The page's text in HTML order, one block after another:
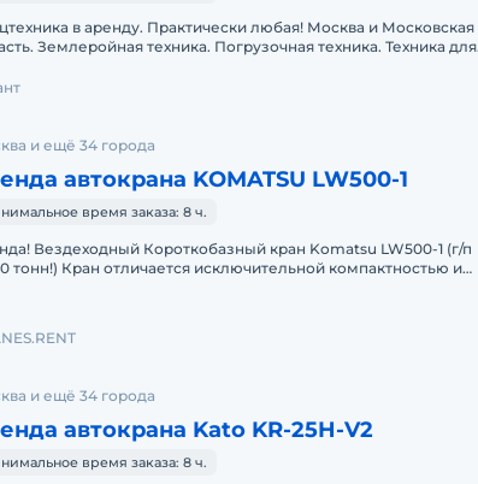
в аренду. Практически любая! Москва и Московская
Землеройная техника. Погрузочная техника. Техника для
и ещё 34 города
автокрана KOMATSU LW500-1
время заказа: 8 ч.
кран Komatsu LW500-1 (г/п
тонн!) Кран отличается исключительной компактностью и
и ещё 34 города
автокрана Kato KR-25H-V2
время заказа: 8 ч.